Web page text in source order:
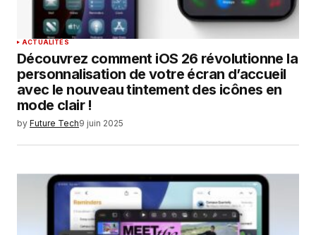
ACTUALITÉS
Découvrez comment iOS 26 révolutionne la
personnalisation de votre écran d’accueil
avec le nouveau tintement des icônes en
mode clair !
by Future Tech9 juin 2025